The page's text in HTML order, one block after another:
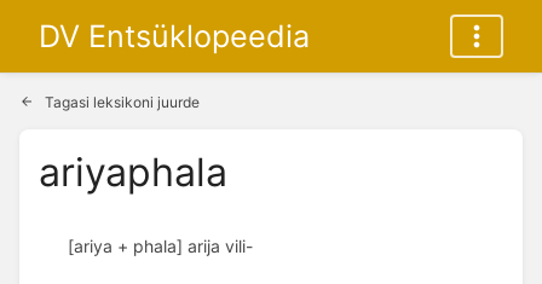
DV Entsüklopeedia
Tagasi leksikoni juurde
ariyaphala
[ariya + phala] arija vili-